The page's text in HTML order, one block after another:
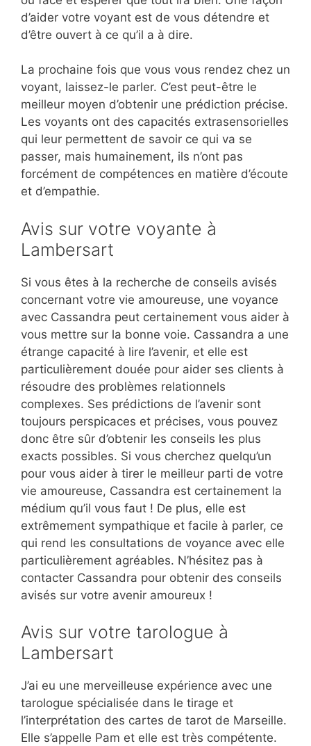
d’aider votre voyant est de vous détendre et
d’être ouvert à ce qu’il a à dire.
La prochaine fois que vous vous rendez chez un
voyant, laissez-le parler. C’est peut-être le
meilleur moyen d’obtenir une prédiction précise.
Les voyants ont des capacités extrasensorielles
qui leur permettent de savoir ce qui va se
passer, mais humainement, ils n’ont pas
forcément de compétences en matière d’écoute
et d’empathie.
Avis sur votre voyante à
Lambersart
Si vous êtes à la recherche de conseils avisés
concernant votre vie amoureuse, une voyance
avec Cassandra peut certainement vous aider à
vous mettre sur la bonne voie. Cassandra a une
étrange capacité à lire l’avenir, et elle est
particulièrement douée pour aider ses clients à
résoudre des problèmes relationnels
complexes. Ses prédictions de l’avenir sont
toujours perspicaces et précises, vous pouvez
donc être sûr d’obtenir les conseils les plus
exacts possibles. Si vous cherchez quelqu’un
pour vous aider à tirer le meilleur parti de votre
vie amoureuse, Cassandra est certainement la
médium qu’il vous faut ! De plus, elle est
extrêmement sympathique et facile à parler, ce
qui rend les consultations de voyance avec elle
particulièrement agréables. N’hésitez pas à
contacter Cassandra pour obtenir des conseils
avisés sur votre avenir amoureux !
Avis sur votre tarologue à
Lambersart
J’ai eu une merveilleuse expérience avec une
tarologue spécialisée dans le tirage et
l’interprétation des cartes de tarot de Marseille.
Elle s’appelle Pam et elle est très compétente.